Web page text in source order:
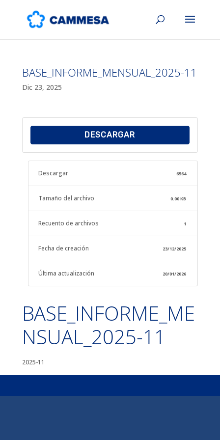
BASE_INFORME_MENSUAL_2025-11
Dic 23, 2025
DESCARGAR
Descargar 6564
Tamaño del archivo 0.00 KB
Recuento de archivos 1
Fecha de creación 23/12/2025
Última actualización 20/01/2026
BASE_INFORME_ME
NSUAL_2025-11
2025-11